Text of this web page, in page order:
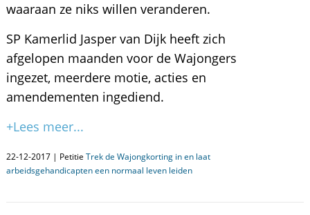
waaraan ze niks willen veranderen.
SP Kamerlid Jasper van Dijk heeft zich
afgelopen maanden voor de Wajongers
ingezet, meerdere motie, acties en
amendementen ingediend.
+Lees meer...
22-12-2017 | Petitie Trek de Wajongkorting in en laat
arbeidsgehandicapten een normaal leven leiden